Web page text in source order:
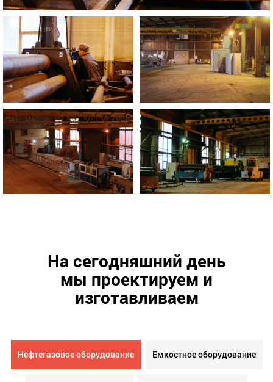
На сегодняшний день
мы проектируем и
изготавливаем
Нефтегазовое оборудование Емкостное оборудование